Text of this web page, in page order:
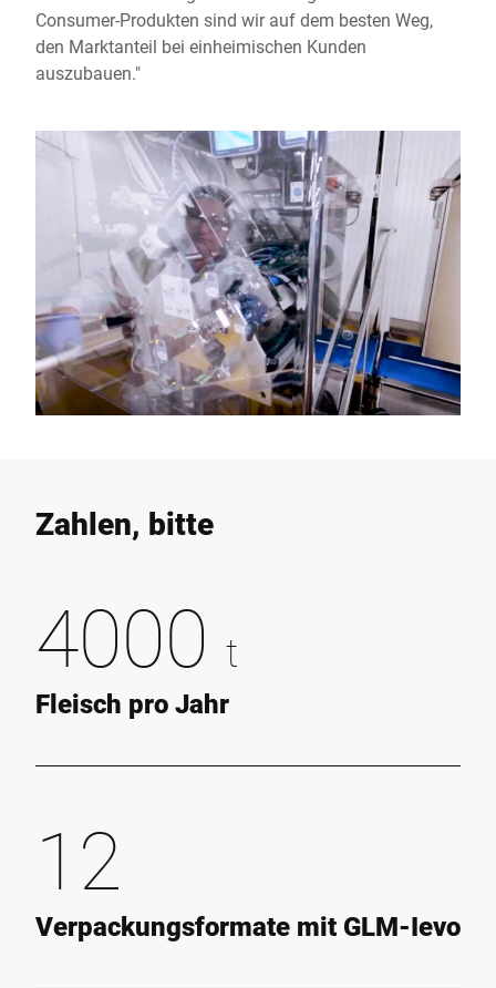
Consumer-Produkten sind wir auf dem besten Weg,
den Marktanteil bei einheimischen Kunden
auszubauen."
Zahlen, bitte
4000 t
Fleisch pro Jahr
12
Verpackungsformate mit GLM-Ievo